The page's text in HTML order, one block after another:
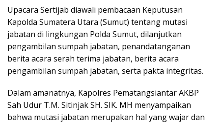
Upacara Sertijab diawali pembacaan Keputusan
Kapolda Sumatera Utara (Sumut) tentang mutasi
jabatan di lingkungan Polda Sumut, dilanjutkan
pengambilan sumpah jabatan, penandatanganan
berita acara serah terima jabatan, berita acara
pengambilan sumpah jabatan, serta pakta integritas.
Dalam amanatnya, Kapolres Pematangsiantar AKBP
Sah Udur T.M. Sitinjak SH. SIK. MH menyampaikan
bahwa mutasi jabatan merupakan hal yang wajar dan